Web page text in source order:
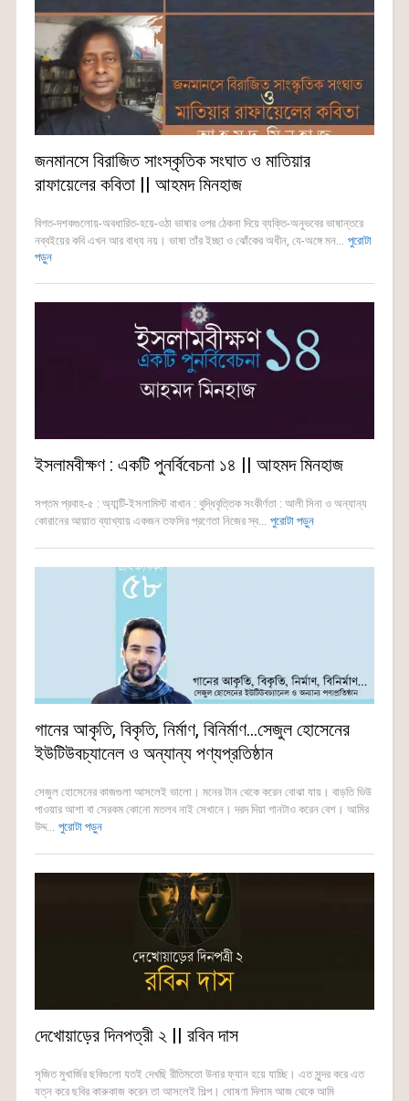
জনমানসে বিরাজিত সাংস্কৃতিক সংঘাত ও মাতিয়ার
রাফায়েলের কবিতা || আহমদ মিনহাজ
বিগত-দশকগুলোয়-অবধারিত-হয়ে-ওঠা ভাষার ওপর ঠেকনা দিয়ে ব্যক্তি-অনুভবের ভাষান্তরে
নব্বইয়ের কবি এখন আর বাধ্য নয়। ভাষা তাঁর ইচ্ছা ও ঝোঁকের অধীন, যে-অঙ্গে মন... পুরোটা
পড়ুন
ইসলামবীক্ষণ : একটি পুনর্বিবেচনা ১৪ || আহমদ মিনহাজ
সপ্তম প্রবাহ-৫ : অ্যান্টি-ইসলামিস্ট বাখান : বুদ্ধিবৃত্তিক সংকীর্ণতা : আলী সিনা ও অন্যান্য
কোরানের আয়াত ব্যাখ্যায় একজন তফসির প্রণেতা নিজের স্ব... পুরোটা পড়ুন
গানের আকৃতি, বিকৃতি, নির্মাণ, বিনির্মাণ…সেজুল হোসেনের
ইউটিউবচ্যানেল ও অন্যান্য পণ্যপ্রতিষ্ঠান
সেজুল হোসেনের কাজগুলা আসলেই ভালো। মনের টান থেকে করেন বোঝা যায়। বাড়তি ভিউ
পাওয়ার আশা বা সেরকম কোনো মতলব নাই সেখানে। দরদ দিয়া গানটাও করেন বেশ। আমির
উদ্দ... পুরোটা পড়ুন
দেখোয়াড়ের দিনপত্রী ২ || রবিন দাস
সৃজিত মুখার্জির ছবিগুলো যতই দেখছি রীতিমতো উনার ফ্যান হয়ে যাচ্ছি। এত সুন্দর করে এত
যত্ন করে ছবির কারুকাজ করেন তা আসলেই শিল্প। ঘোষণা দিলাম আজ থেকে আমি